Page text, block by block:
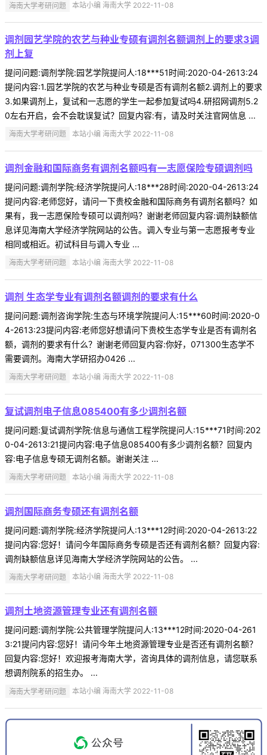
海南大学考研问题 本站小编 海南大学 2022-11-08
调剂园艺学院的农艺与种业专硕有调剂名额调剂上的要求3调
剂上复
提问问题:调剂学院:园艺学院提问人:18***51时间:2020-04-2613:24
提问内容:1.园艺学院的农艺与种业专硕是否有调剂名额2.调剂上的要求
3.如果调剂上，复试和一志愿的学生一起参加复试吗4.研招网调剂5.2
0左右开启，会不会耽误复试？回复内容:有，请及时关注官网信息 ...
海南大学考研问题 本站小编 海南大学 2022-11-08
调剂金融和国际商务有调剂名额吗有一志愿保险专硕调剂吗
提问问题:调剂学院:经济学院提问人:18***28时间:2020-04-2613:24
提问内容:老师您好，请问一下贵校金融和国际商务有调剂名额吗？如
果有，我一志愿保险专硕可以调剂吗？谢谢老师回复内容:调剂缺额信
息详见海南大学经济学院网站的公告。调入专业与第一志愿报考专业
相同或相近。初试科目与调入专业 ...
海南大学考研问题 本站小编 海南大学 2022-11-08
调剂 生态学专业有调剂名额调剂的要求有什么
提问问题:调剂咨询学院:生态与环境学院提问人:15***60时间:2020-0
4-2613:23提问内容:老师您好想请问下贵校生态学专业是否有调剂名
额，调剂的要求有什么？谢谢老师回复内容:你好，071300生态学不
需要调剂。海南大学研招办0426 ...
海南大学考研问题 本站小编 海南大学 2022-11-08
复试调剂电子信息085400有多少调剂名额
提问问题:复试调剂学院:信息与通信工程学院提问人:15***71时间:202
0-04-2613:21提问内容:电子信息085400有多少调剂名额？回复内
容:电子信息专硕无调剂名额。谢谢关注 ...
海南大学考研问题 本站小编 海南大学 2022-11-08
调剂国际商务专硕还有调剂名额
提问问题:调剂学院:经济学院提问人:13***12时间:2020-04-2613:22
提问内容:您好！请问今年国际商务专硕是否还有调剂名额？回复内容:
调剂缺额信息详见海南大学经济学院网站的公告。 ...
海南大学考研问题 本站小编 海南大学 2022-11-08
调剂土地资源管理专业还有调剂名额
提问问题:调剂学院:公共管理学院提问人:13***12时间:2020-04-261
3:21提问内容:您好！请问今年土地资源管理专业是否还有调剂名额？
回复内容:您好！欢迎报考海南大学，咨询具体的调剂信息，请您联系
想调剂院系的招生办。 ...
海南大学考研问题 本站小编 海南大学 2022-11-08